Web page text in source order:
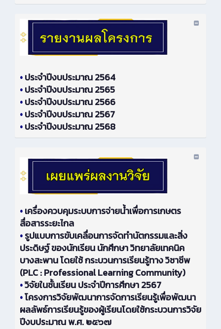
•ประจำปีงบประมาณ 2564
•ประจำปีงบประมาณ 2565
•ประจำปีงบประมาณ 2566
•ประจำปีงบประมาณ 2567
•ประจำปีงบประมาณ 2568
•เครื่องควบคุมระบบการจ่ายน้ำเพื่อการเกษตร
สื่อสารระยะไกล
•รูปแบบการขับเคลื่อนการจัดทำนัตกรรมและสิ่ง
ประดิษฐ์ ของนักเรียน นักศึกษา วิทยาลัยเทคนิค
บางสะพาน โดยใช้ กระบวนการเรียนรู้ทาง วิชาชีพ
(PLC : Professional Learning Community)
•วิจัยในชั้นเรียน ประจำปีการศึกษา 2567
•โครงการวิจัยพัฒนาการจัดการเรียนรู้เพื่อพัฒนา
ผลลัพธ์การเรียนรู้ของผู้เรียนโดยใช้กระบวนการวิจัย
ปีงบประมาณ พ.ศ. ๒๕๖๗